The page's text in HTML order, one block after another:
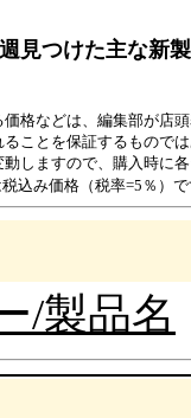
見つけた主な新
格などは、編集部が店
ことを保証するものでは
しますので、購入時に
込み価格（税率=5％）で
/製品名